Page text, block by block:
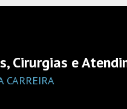
Cirurgias e
CARREIRA